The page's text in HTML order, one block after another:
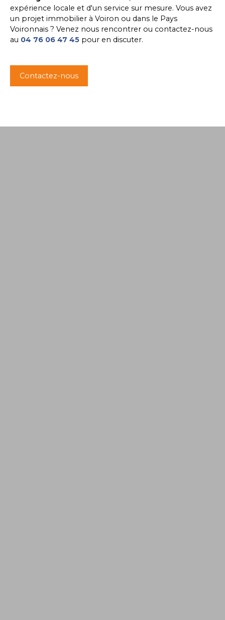
expérience locale et d'un service sur mesure. Vous avez
un projet immobilier à Voiron ou dans le Pays
Voironnais ? Venez nous rencontrer ou contactez-nous
au 04 76 06 47 45 pour en discuter.
Contactez-nous